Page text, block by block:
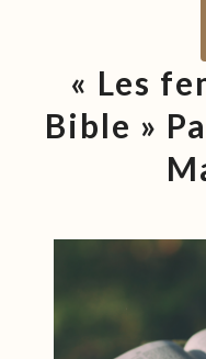
« Les
Bible »